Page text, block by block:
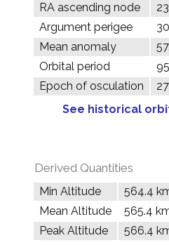
RA ascending node
Argument perigee
Mean anomaly
Orbital period
Epoch of osculation
See historical
Derived Quantities
Min Altitude
564.4
Mean Altitude
565.4
Peak Altitude
566.4